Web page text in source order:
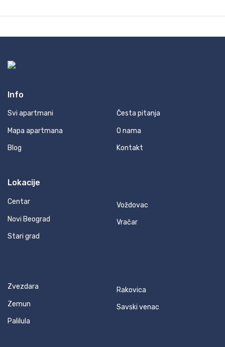
Info
Svi apartmani
Mapa apartmana
Blog
Česta pitanja
O nama
Kontakt
Lokacije
Centar
Novi Beograd
Stari grad
Voždovac
Vračar
Zvezdara
Zemun
Palilula
Rakovica
Savski venac